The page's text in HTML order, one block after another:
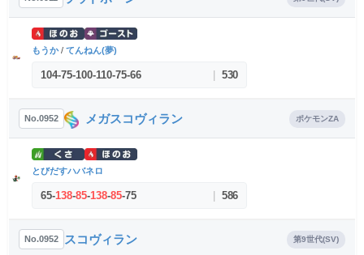
もうか/ てんねん(夢)
104-75-100-110-75-66 530
No.0952 メガスコヴィラン ポケモンZA
とびだすハバネロ
65-138-85-138-85-75 586
No.0952 スコヴィラン 第9世代(SV)